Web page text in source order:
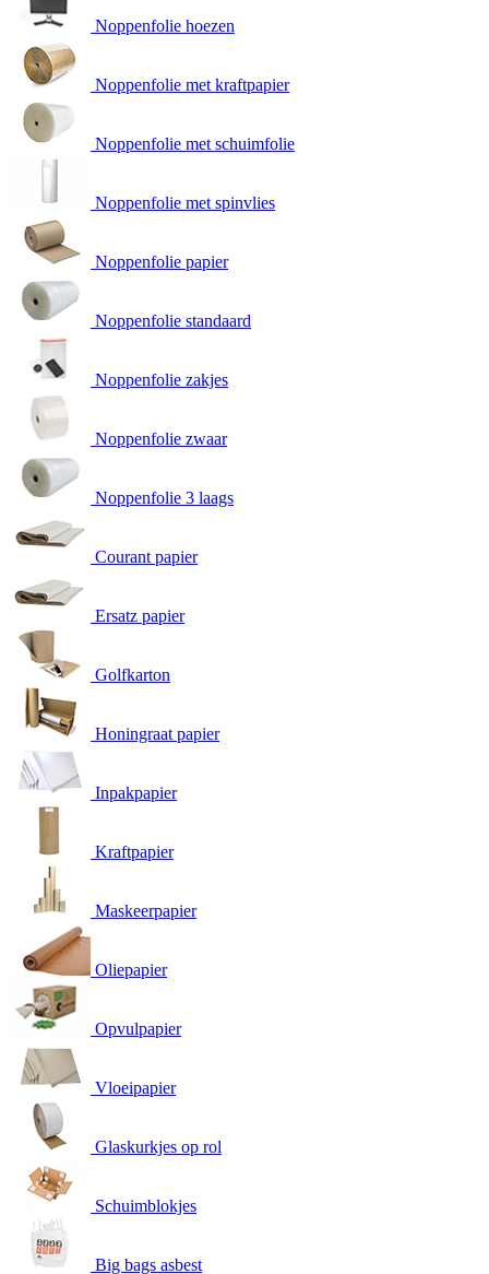
Noppenfolie hoezen
Noppenfolie met kraftpapier
Noppenfolie met schuimfolie
Noppenfolie met spinvlies
Noppenfolie papier
Noppenfolie standaard
Noppenfolie zakjes
Noppenfolie zwaar
Noppenfolie 3 laags
Courant papier
Ersatz papier
Golfkarton
Honingraat papier
Inpakpapier
Kraftpapier
Maskeerpapier
Oliepapier
Opvulpapier
Vloeipapier
Glaskurkjes op rol
Schuimblokjes
Big bags asbest